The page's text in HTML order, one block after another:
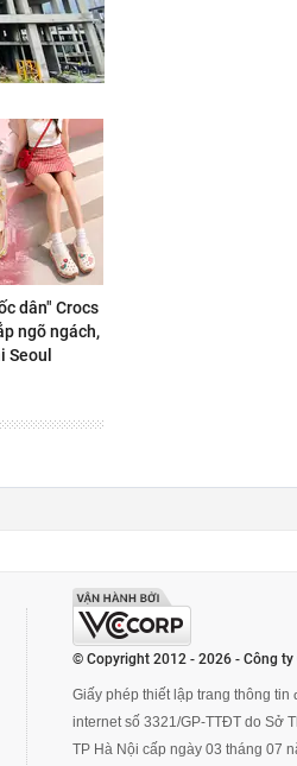
dân" Crocs
ngõ ngách,
Seoul
© Copyright 2012 - 2026 - Công ty
Giấy phép thiết lập trang thông tin
internet số 3321/GP-TTĐT do Sở
TP Hà Nội cấp ngày 03 tháng 07